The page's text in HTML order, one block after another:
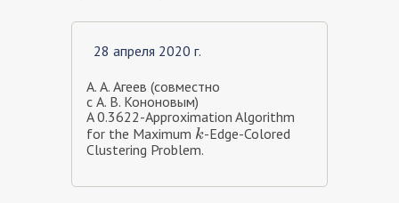
28 апреля 2020 г.
А. А. Агеев (совместно
с А. В. Кононовым)
A 0.3622-Approximation Algorithm
for the Maximum k
k -Edge-Colored
Clustering Problem.